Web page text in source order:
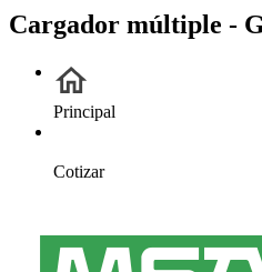
Cargador múltiple -
Principal
Cotizar